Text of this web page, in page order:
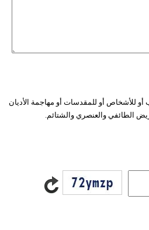
أو للأشخاص أو للمقدسات أو مهاجمة الأديان
الطائفي والعنصري والشتائم.